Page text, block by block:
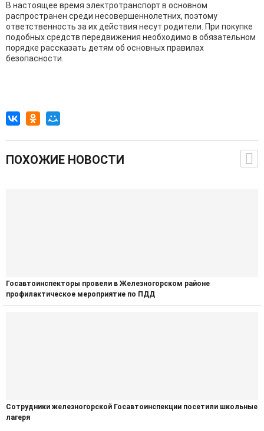
В настоящее время электротранспорт в основном
распространен среди несовершеннолетних, поэтому
ответственность за их действия несут родители. При покупке
подобных средств передвижения необходимо в обязательном
порядке рассказать детям об основных правилах
безопасности.
ПОХОЖИЕ НОВОСТИ
Госавтоинспекторы провели в Железногорском районе
профилактическое мероприятие по ПДД
Сотрудники железногорской Госавтоинспекции посетили школьные
лагеря